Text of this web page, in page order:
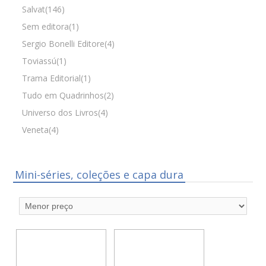
Salvat(146)
Sem editora(1)
Sergio Bonelli Editore(4)
Toviassú(1)
Trama Editorial(1)
Tudo em Quadrinhos(2)
Universo dos Livros(4)
Veneta(4)
Mini-séries, coleções e capa dura